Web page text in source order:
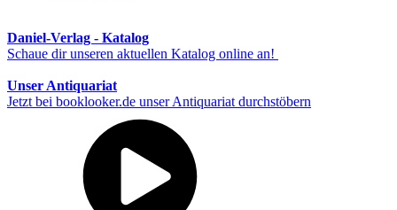
Daniel-Verlag - Katalog
Schaue dir unseren aktuellen Katalog online an!
Unser Antiquariat
Jetzt bei booklooker.de unser Antiquariat durchstöbern